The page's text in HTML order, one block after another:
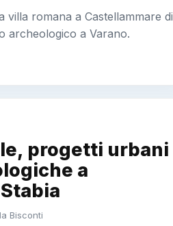
villa romana a Castellammare di
archeologico a Varano.
progetti urbani
a
Bisconti